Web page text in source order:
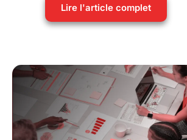
Lire l'article complet